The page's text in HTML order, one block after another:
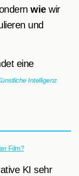
wiewir
und
eine
Intelligenz
Film?
KI sehr